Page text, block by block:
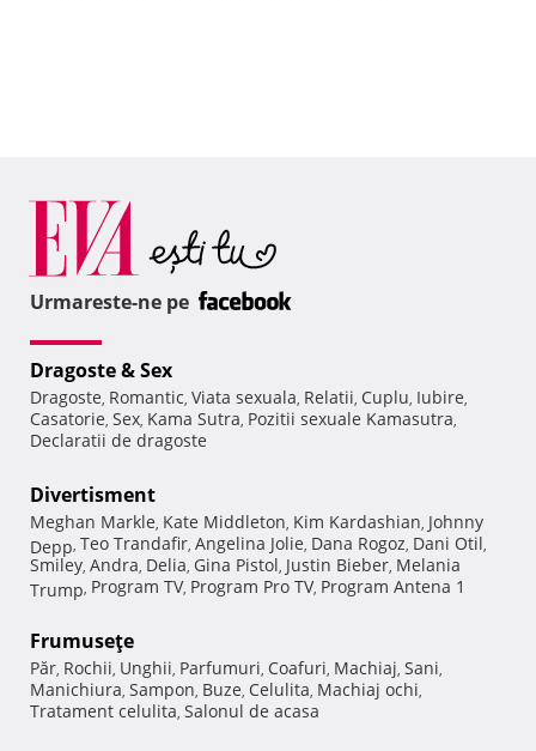
Urmareste-ne pe
Dragoste & Sex
Dragoste, Romantic, Viata sexuala, Relatii, Cuplu, Iubire,
Casatorie, Sex, Kama Sutra, Pozitii sexuale Kamasutra,
Declaratii de dragoste
Divertisment
Meghan Markle, Kate Middleton, Kim Kardashian, Johnny
Depp, Teo Trandafir, Angelina Jolie, Dana Rogoz, Dani Otil,
Smiley, Andra, Delia, Gina Pistol, Justin Bieber, Melania
Trump, Program TV, Program Pro TV, Program Antena 1
Frumuseţe
Păr, Rochii, Unghii, Parfumuri, Coafuri, Machiaj, Sani,
Manichiura, Sampon, Buze, Celulita, Machiaj ochi,
Tratament celulita, Salonul de acasa